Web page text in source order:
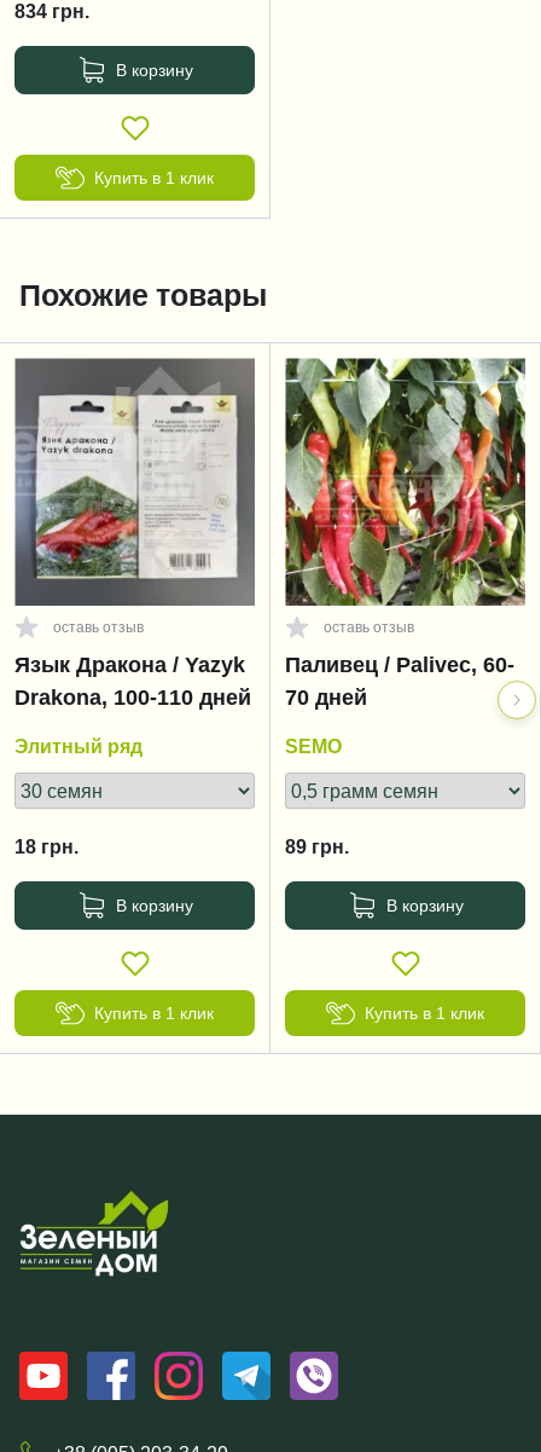
834 грн.
В корзину
Купить в 1 клик
Похожие товары
оставь отзыв
Язык Дракона / Yazyk
Drakona, 100-110 дней
Элитный ряд
18 грн.
В корзину
Купить в 1 клик
оставь отзыв
Паливец / Palivec, 60-
70 дней
SEMO
89 грн.
В корзину
Купить в 1 клик